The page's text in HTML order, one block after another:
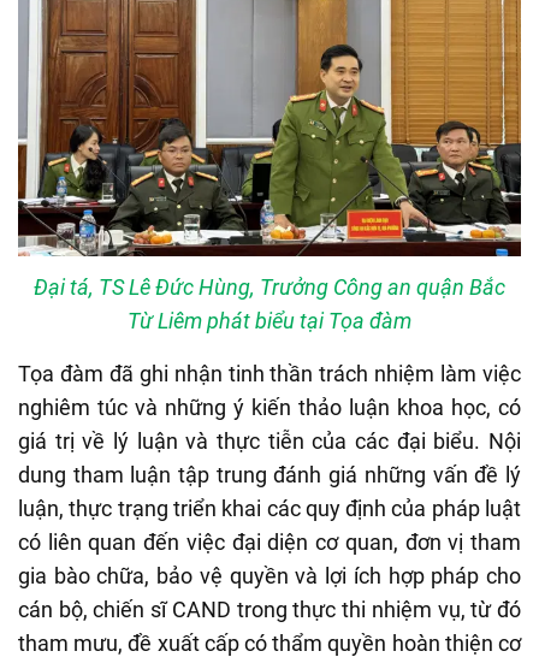
Đại tá, TS Lê Đức Hùng, Trưởng Công an quận Bắc
Từ Liêm phát biểu tại Tọa đàm
Tọa đàm đã ghi nhận tinh thần trách nhiệm làm việc
nghiêm túc và những ý kiến thảo luận khoa học, có
giá trị về lý luận và thực tiễn của các đại biểu. Nội
dung tham luận tập trung đánh giá những vấn đề lý
luận, thực trạng triển khai các quy định của pháp luật
có liên quan đến việc đại diện cơ quan, đơn vị tham
gia bào chữa, bảo vệ quyền và lợi ích hợp pháp cho
cán bộ, chiến sĩ CAND trong thực thi nhiệm vụ, từ đó
tham mưu, đề xuất cấp có thẩm quyền hoàn thiện cơ